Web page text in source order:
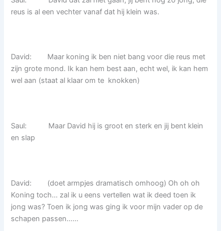
reus is al een vechter vanaf dat hij klein was.
David: Maar koning ik ben niet bang voor die reus met
zijn grote mond. Ik kan hem best aan, echt wel, ik kan hem
wel aan (staat al klaar om te knokken)
Saul: Maar David hij is groot en sterk en jij bent klein
en slap
David: (doet armpjes dramatisch omhoog) Oh oh oh
Koning toch… zal ik u eens vertellen wat ik deed toen ik
jong was? Toen ik jong was ging ik voor mijn vader op de
schapen passen……